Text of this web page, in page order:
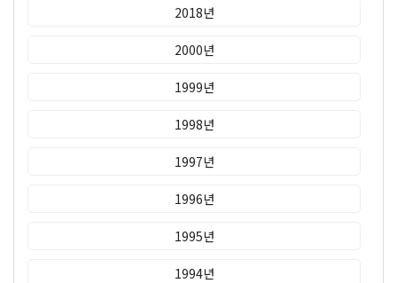
2018년
2000년
1999년
1998년
1997년
1996년
1995년
1994년